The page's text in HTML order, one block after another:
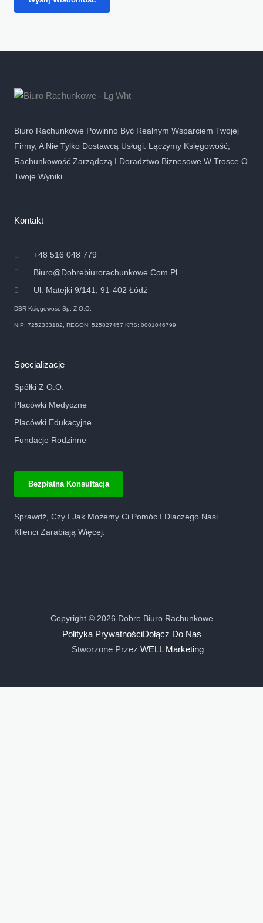
Biuro Rachunkowe Powinno Być Realnym Wsparciem Twojej
Firmy, A Nie Tylko Dostawcą Usługi. Łączymy Księgowość,
Rachunkowość Zarządczą I Doradztwo Biznesowe W Trosce O
Twoje Wyniki.
Kontakt
+48 516 048 779
Biuro@dobrebiurorachunkowe.com.pl
Ul. Matejki 9/141, 91-402 Łódź
DBR Księgowość Sp. Z O.o.
NIP: 7252333182, REGON: 525827457 KRS: 0001046799
Specjalizacje
Spółki Z O.o.
Placówki Medyczne
Placówki Edukacyjne
Fundacje Rodzinne
Bezpłatna Konsultacja
Sprawdź, Czy I Jak Możemy Ci Pomóc I Dlaczego Nasi
Klienci Zarabiają Więcej.
Copyright © 2026 Dobre Biuro Rachunkowe
Polityka PrywatnościDołącz Do Nas
Stworzone Przez WELL Marketing